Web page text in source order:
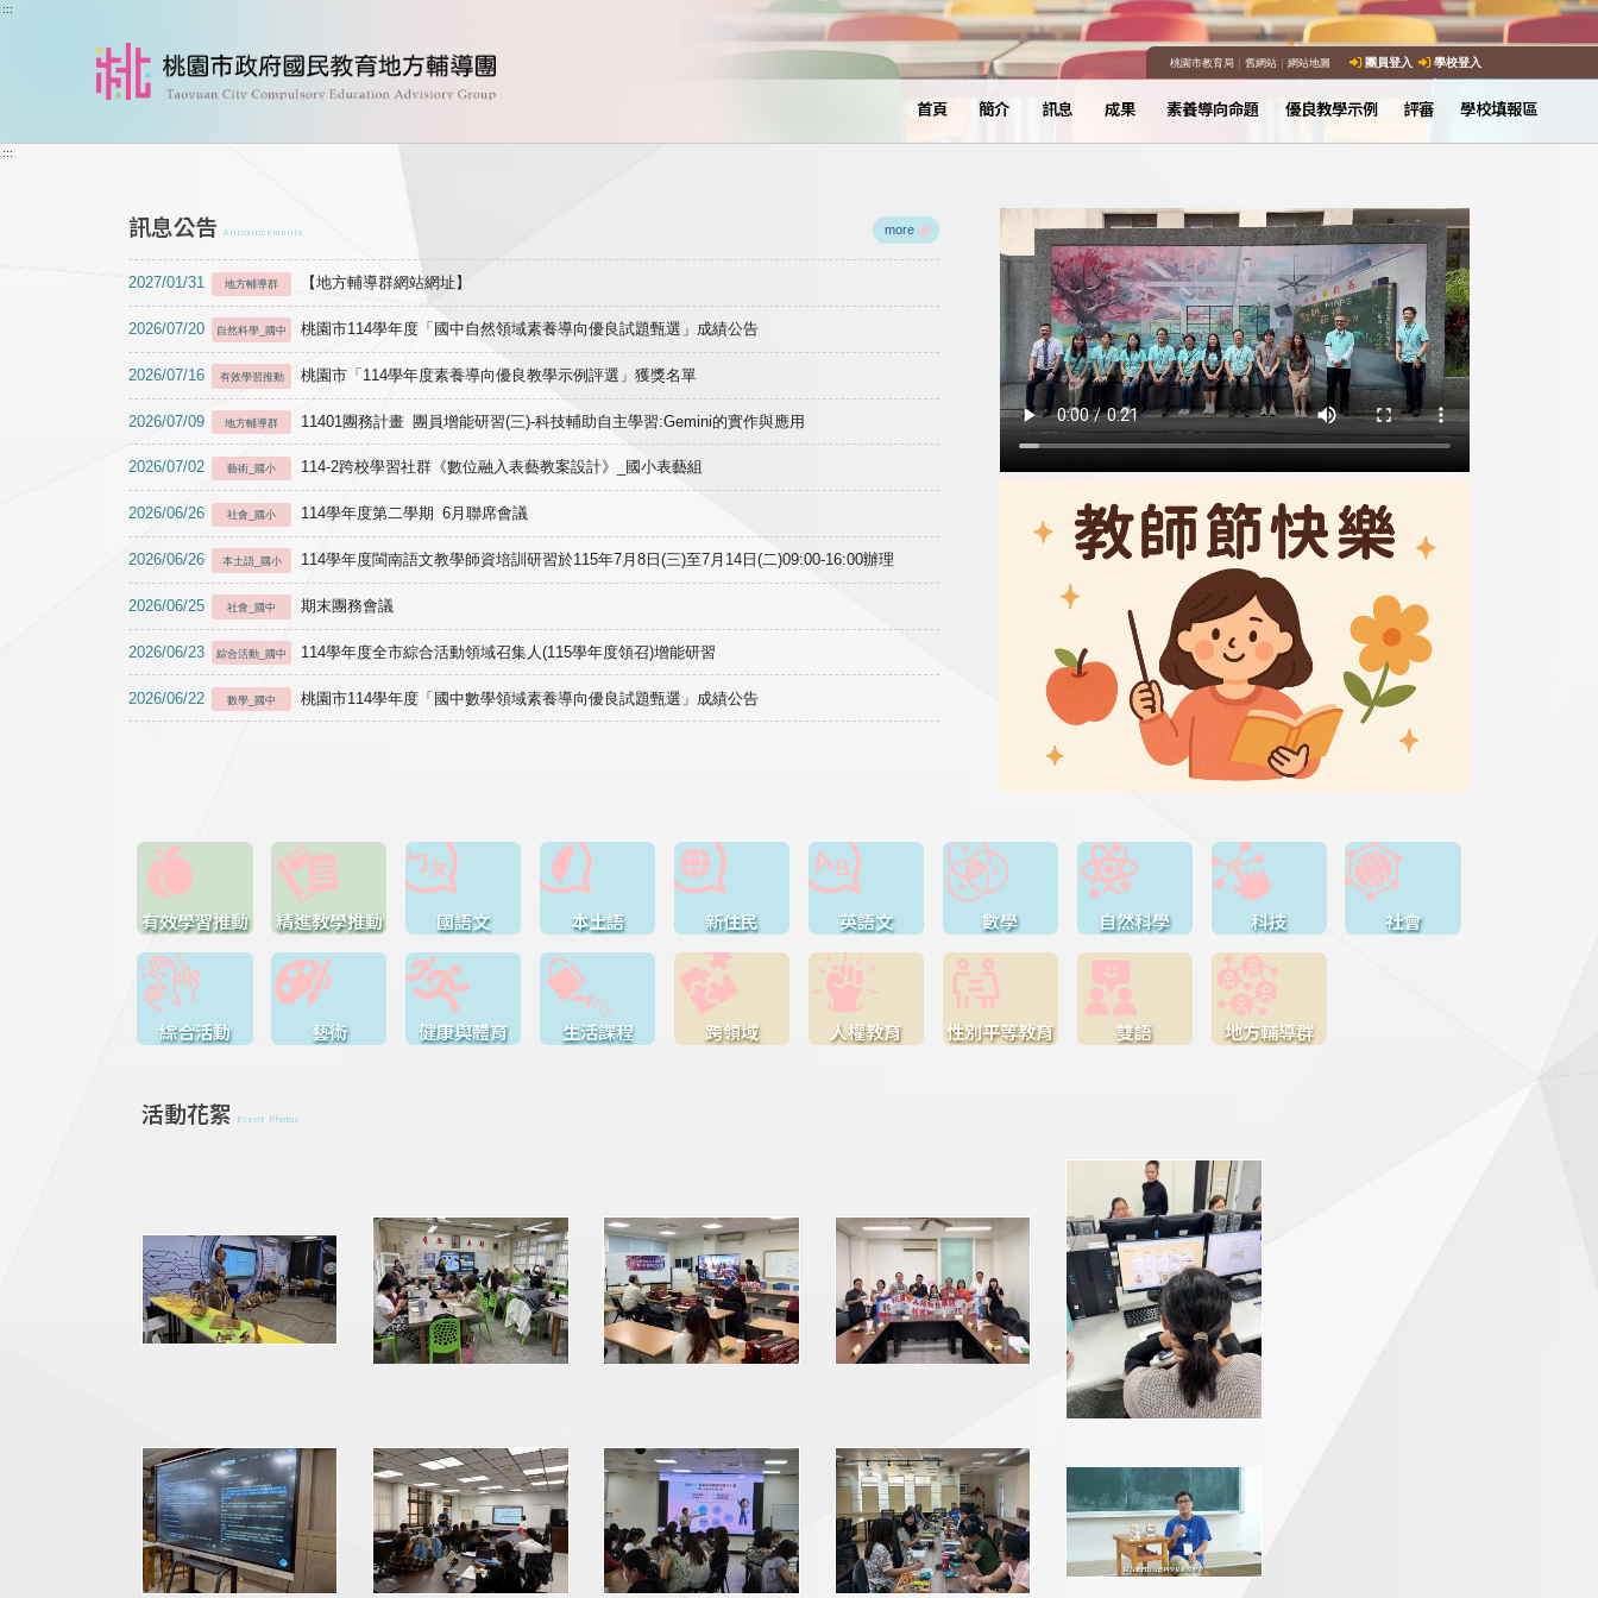
跳到主要內容
:::
桃園市教育局｜ 舊網站｜ 網站地圖 團員登入 學校登入
首頁 簡介 訊息 成果 素養導向命題 優良教學示例 評審 學校填報區
:::
訊息公告 Announcements more
2027/01/31 地方輔導群 【地方輔導群網站網址】
2026/07/20 自然科學_國中 桃園市114學年度「國中自然領域素養導向優良試題甄選」成績公告
2026/07/16 有效學習推動 桃園市「114學年度素養導向優良教學示例評選」獲獎名單
2026/07/09 地方輔導群 11401團務計畫 團員增能研習(三)-科技輔助自主學習:Gemini的實作與應用
2026/07/02 藝術_國小 114-2跨校學習社群《數位融入表藝教案設計》_國小表藝組
2026/06/26 社會_國小 114學年度第二學期 6月聯席會議
2026/06/26 本土語_國小 114學年度閩南語文教學師資培訓研習於115年7月8日(三)至7月14日(二)09:00-16:00辦理
2026/06/25 社會_國中 期末團務會議
2026/06/23 綜合活動_國中 114學年度全市綜合活動領域召集人(115學年度領召)增能研習
2026/06/22 數學_國中 桃園市114學年度「國中數學領域素養導向優良試題甄選」成績公告
有效學習推動 精進教學推動 國語文 本土語 新住民 英語文 數學 自然科學 科技 社會
綜合活動 藝術 健康與體育 生活課程 跨領域 人權教育 性別平等教育 雙語 地方輔導群
活動花絮 Event Photos